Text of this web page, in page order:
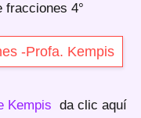
fracciones 4°
-Profa. Kempis
Kempis da clic aquí